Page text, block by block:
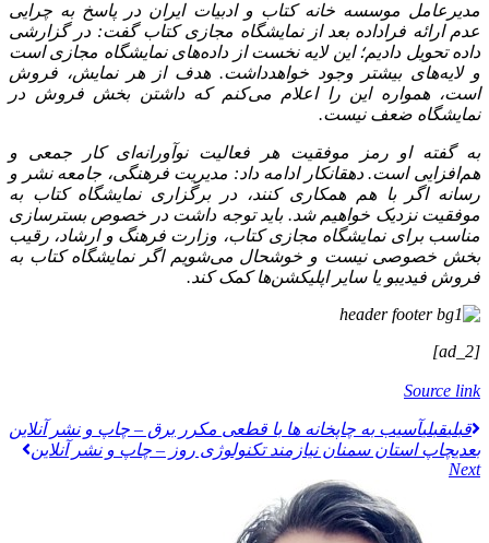
مدیرعامل موسسه خانه کتاب و ادبیات ایران در پاسخ به چرایی
عدم ارائه فراداده بعد از نمایشگاه مجازی کتاب گفت: در گزارشی
داده تحویل دادیم؛ این لایه نخست از داده‌های نمایشگاه مجازی است
و لایه‌های بیشتر وجود خواهدداشت. هدف از هر نمایش، فروش
است، همواره این را اعلام می‌کنم که داشتن بخش فروش در
نمایشگاه ضعف نیست.
به گفته او رمز موفقیت هر فعالیت نوآورانه‌ای کار جمعی و
هم‌افزایی است. دهقانکار ادامه داد: مدیریت فرهنگی، جامعه نشر و
رسانه اگر با هم همکاری کنند، در برگزاری نمایشگاه کتاب به
موفقیت نزدیک خواهیم شد. باید توجه داشت در خصوص بسترسازی
مناسب برای نمایشگاه مجازی کتاب، وزارت فرهنگ و ارشاد، رقیب
بخش خصوصی نیست و خوشحال می‌شویم اگر نمایشگاه کتاب به
فروش فیدیبو یا سایر اپلیکشن‌ها کمک کند.
[ad_2]
Source link
قبليقبلیآسیب به چاپخانه ها با قطعی مکرر برق – چاپ و نشر آنلاین
بعدیچاپ استان سمنان نیازمند تکنولوژی روز – چاپ و نشر آنلاین
Next